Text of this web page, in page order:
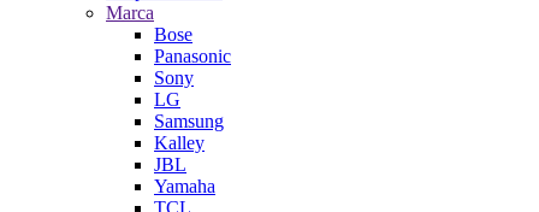
Marca
Bose
Panasonic
Sony
LG
Samsung
Kalley
JBL
Yamaha
TCL